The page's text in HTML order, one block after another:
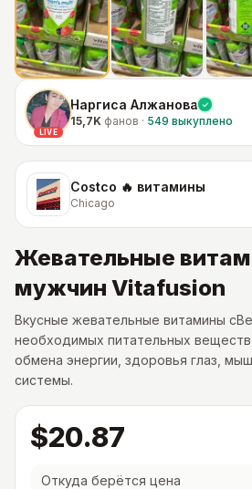
LIVE
Наргиса Алжанова
15,7K фанов · 549 выкуплено
Costco 🔥 витамины
Chicago
Жевательные
мужчин Vitafusion
Вкусные жевательные витамины
необходимых питательных
обмена энергии, здоровья глаз,
системы.
$20.87
Откуда берётся цена